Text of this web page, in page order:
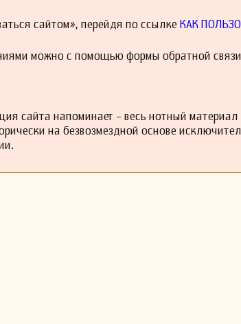
сайтом», перейдя по ссылке КАК
можно с помощью формы обратной
сайта напоминает - весь нотный материал
на безвозмездной основе